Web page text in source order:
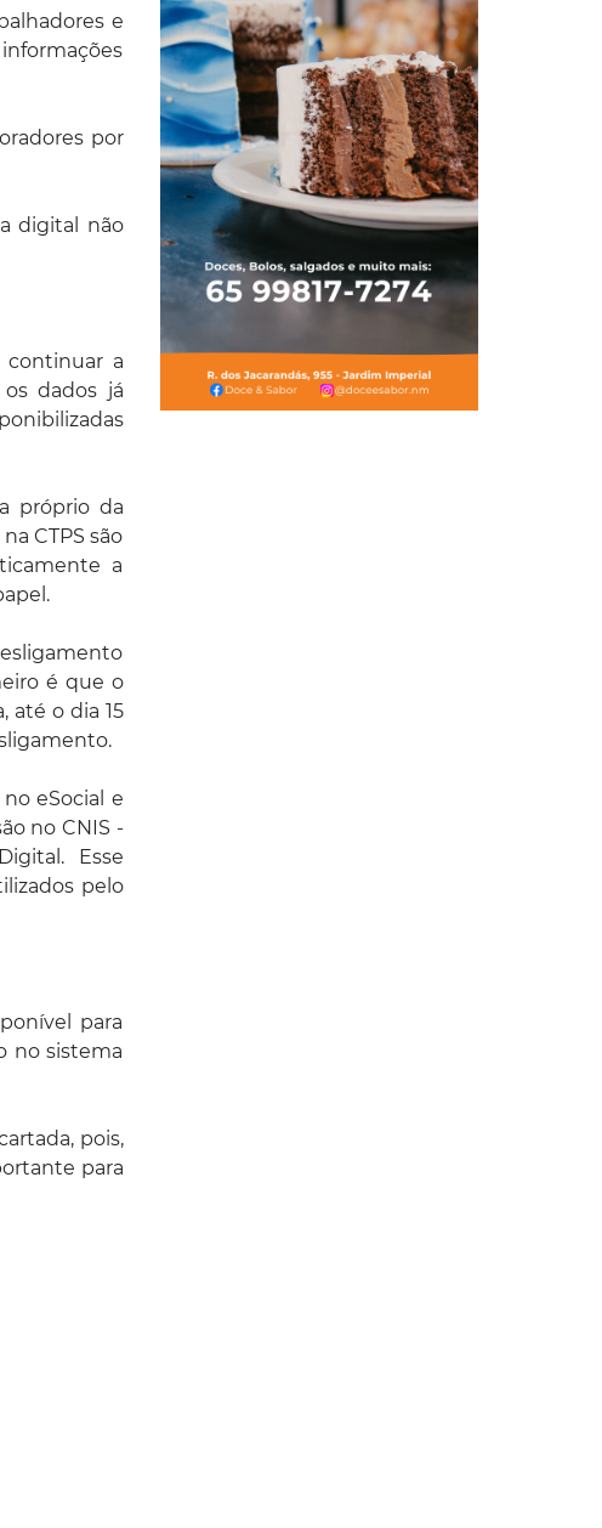
e
por
digital não
continuar a
dados já
próprio da
CTPS são
a
é que o
até o dia 15
eSocial e
no CNIS -
Esse
pelo
para
no sistema
pois,
para